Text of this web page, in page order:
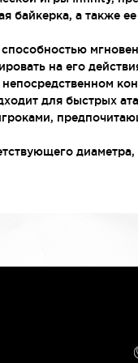
байкерка, а также
на его
для быстрых
диаметра,